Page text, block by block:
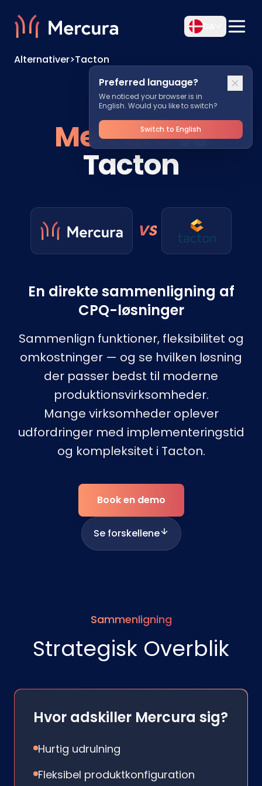
Preferred language?
We noticed your browser is in
English. Would you like to switch?
Switch to English
Alternativer>Tacton
Mercuravs
Tacton
VS
En direkte sammenligning af
CPQ-løsninger
Sammenlign funktioner, fleksibilitet og
omkostninger — og se hvilken løsning
der passer bedst til moderne
produktionsvirksomheder.
Mange virksomheder oplever
udfordringer med implementeringstid
og kompleksitet i Tacton.
Book en demo
Se forskellene
Sammenligning
Strategisk Overblik
Hvor adskiller Mercura sig?
Hurtig udrulning
Fleksibel produktkonfiguration